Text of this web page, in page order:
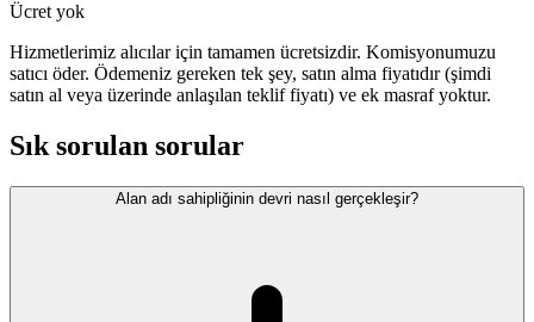
Ücret yok
Hizmetlerimiz alıcılar için tamamen ücretsizdir. Komisyonumuzu
satıcı öder. Ödemeniz gereken tek şey, satın alma fiyatıdır (şimdi
satın al veya üzerinde anlaşılan teklif fiyatı) ve ek masraf yoktur.
Sık sorulan sorular
Alan adı sahipliğinin devri nasıl gerçekleşir?